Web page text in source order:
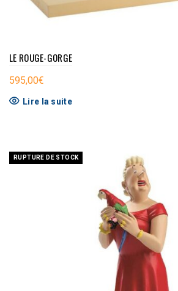
LE ROUGE-GORGE
595,00€
Lire la suite
RUPTURE DE STOCK